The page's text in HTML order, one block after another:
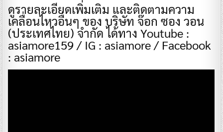
ดูรายละเอียดเพิ่มเติม และติดตามความ
เคลื่อนไหวอื่นๆ ของ บริษัท จ๊อก ซอง วอน
(ประเทศไทย) จำกัด ได้ทาง Youtube :
asiamore159 / IG : asiamore / Facebook
: asiamore